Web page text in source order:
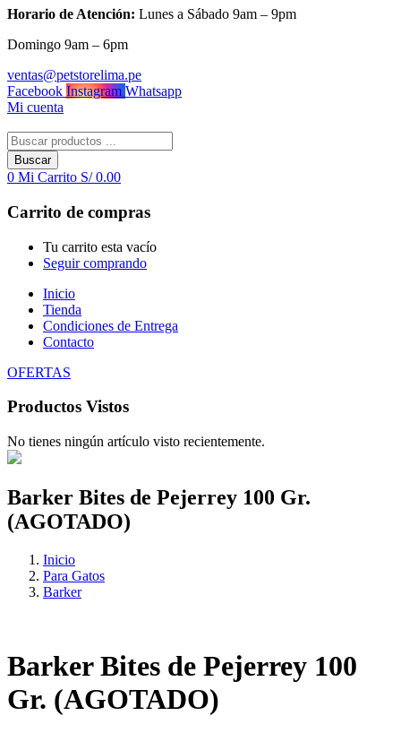
Horario de Atención: Lunes a Sábado 9am – 9pm
Domingo 9am – 6pm
ventas@petstorelima.pe
Facebook Instagram Whatsapp
Mi cuenta
Buscar
0 Mi Carrito S/0.00
Carrito de compras
Tu carrito esta vacío
Seguir comprando
Inicio
Tienda
Condiciones de Entrega
Contacto
OFERTAS
Productos Vistos
No tienes ningún artículo visto recientemente.
Barker Bites de Pejerrey 100 Gr.
(AGOTADO)
Inicio
Para Gatos
Barker
Barker Bites de Pejerrey 100
Gr. (AGOTADO)